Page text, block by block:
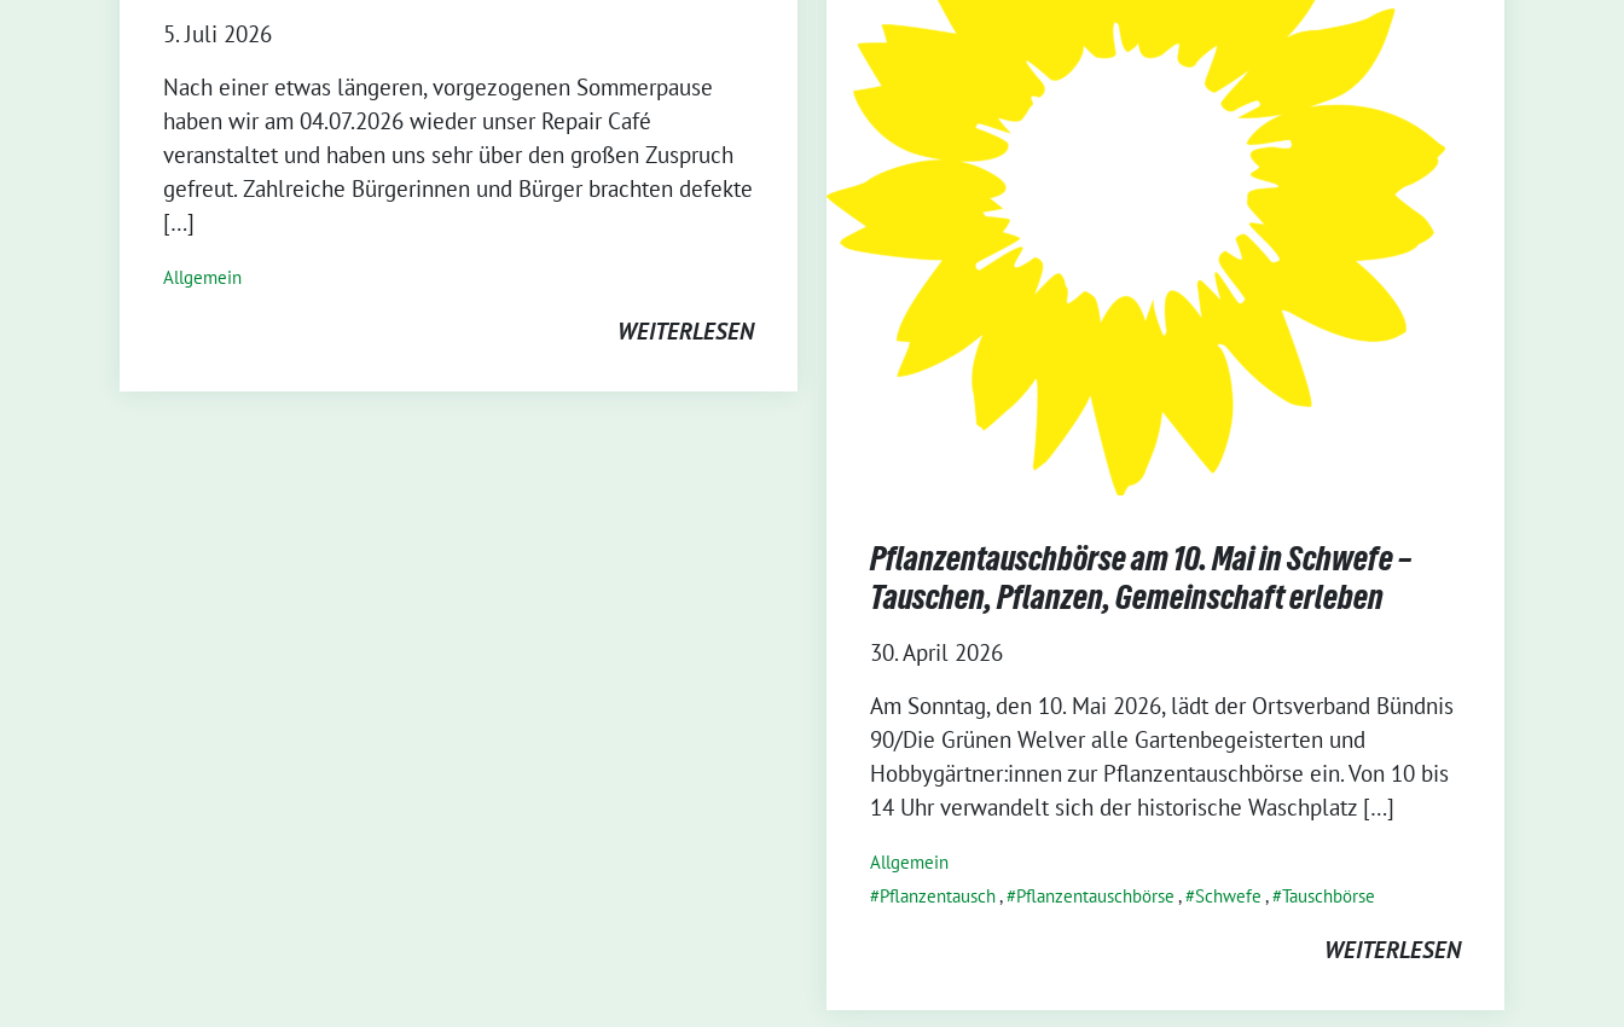
5. Juli 2026
Nach einer etwas längeren, vorgezogenen Sommerpause
haben wir am 04.07.2026 wieder unser Repair Café
veranstaltet und haben uns sehr über den großen Zuspruch
gefreut. Zahlreiche Bürgerinnen und Bürger brachten defekte
[…]
Allgemein
WEITERLESEN
Pflanzentauschbörse am 10. Mai in Schwefe –
Tauschen, Pflanzen, Gemeinschaft erleben
30. April 2026
Am Sonntag, den 10. Mai 2026, lädt der Ortsverband Bündnis
90/Die Grünen Welver alle Gartenbegeisterten und
Hobbygärtner:innen zur Pflanzentauschbörse ein. Von 10 bis
14 Uhr verwandelt sich der historische Waschplatz […]
Allgemein
Pflanzentausch, Pflanzentauschbörse , Schwefe , Tauschbörse
WEITERLESEN